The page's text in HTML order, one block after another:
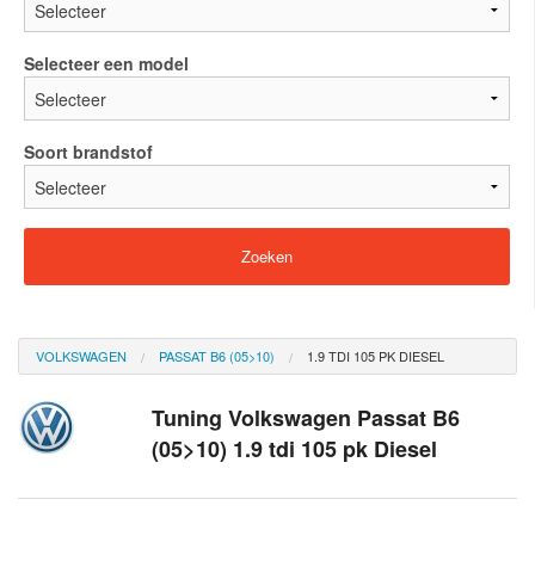
Selecteer een model
Soort brandstof
VOLKSWAGEN PASSAT B6 (05>10) 1.9 TDI 105 PK DIESEL
Tuning Volkswagen Passat B6
(05>10) 1.9 tdi 105 pk Diesel